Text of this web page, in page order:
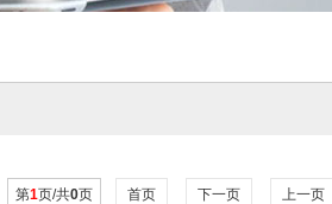
第1页/共0页 首页 下一页 上一页